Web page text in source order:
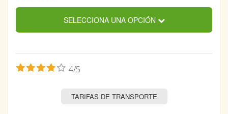
SELECCIONA UNA OPCIÓN
4/5
TARIFAS DE TRANSPORTE